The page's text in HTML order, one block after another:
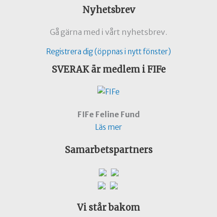
Nyhetsbrev
Gå gärna med i vårt nyhetsbrev.
Registrera dig (öppnas i nytt fönster)
SVERAK är medlem i FIFe
FIFe Feline Fund
Läs mer
Samarbetspartners
Vi står bakom